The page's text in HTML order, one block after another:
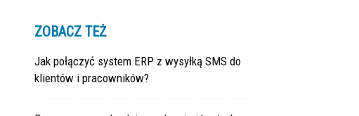
ZOBACZ TEŻ
Jak połączyć system ERP z wysyłką SMS do
klientów i pracowników?